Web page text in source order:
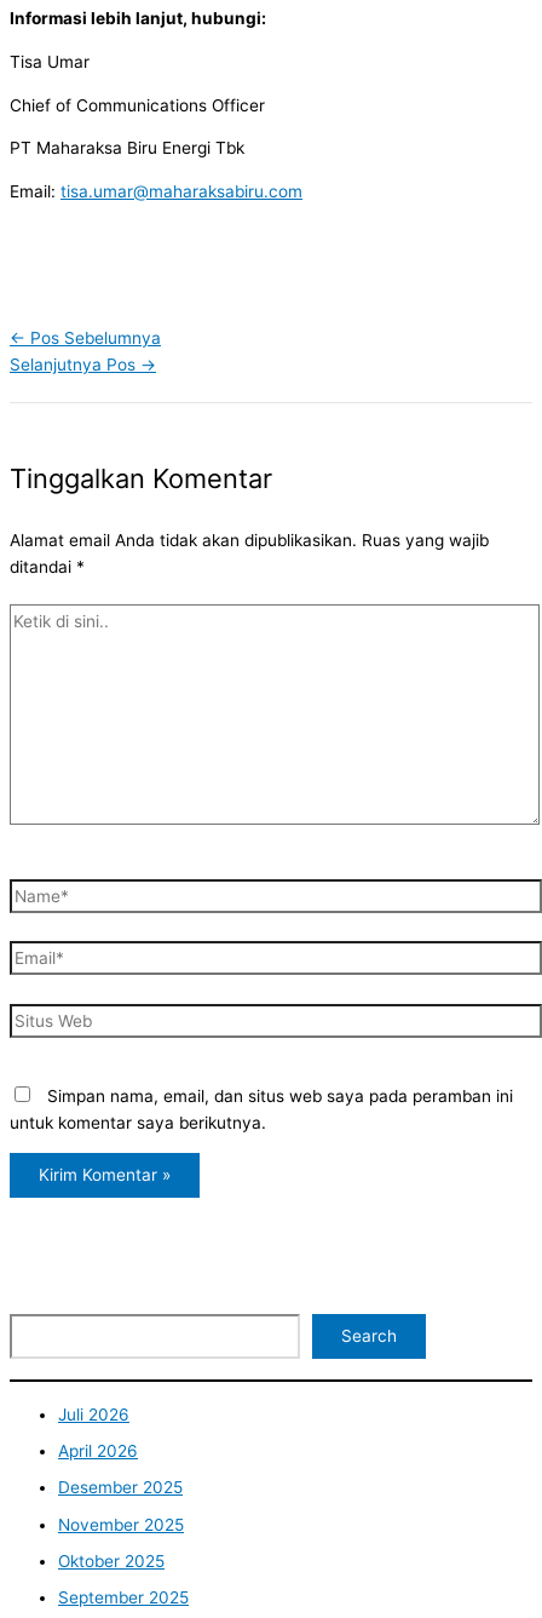
Informasi lebih lanjut, hubungi:
Tisa Umar
Chief of Communications Officer
PT Maharaksa Biru Energi Tbk
Email: tisa.umar@maharaksabiru.com
← Pos Sebelumnya
Selanjutnya Pos →
Tinggalkan Komentar
Alamat email Anda tidak akan dipublikasikan. Ruas yang wajib
ditandai *
Ketik
Name*
Email*
Situs
Web
Simpan nama, email, dan situs web saya pada peramban ini
untuk komentar saya berikutnya.
Search
Juli 2026
April 2026
Desember 2025
November 2025
Oktober 2025
September 2025